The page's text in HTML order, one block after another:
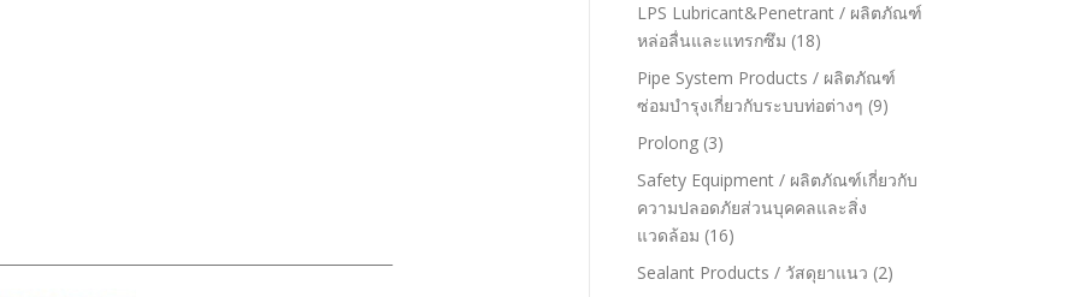
LPS Lubricant&Penetrant / ผลิตภัณฑ์
หล่อลื่นและแทรกซึม (18)
Pipe System Products / ผลิตภัณฑ์
ซ่อมบำรุงเกี่ยวกับระบบท่อต่างๆ (9)
Prolong (3)
Safety Equipment / ผลิตภัณฑ์เกี่ยวกับ
ความปลอดภัยส่วนบุคคลและสิ่ง
แวดล้อม (16)
Sealant Products / วัสดุยาแนว (2)